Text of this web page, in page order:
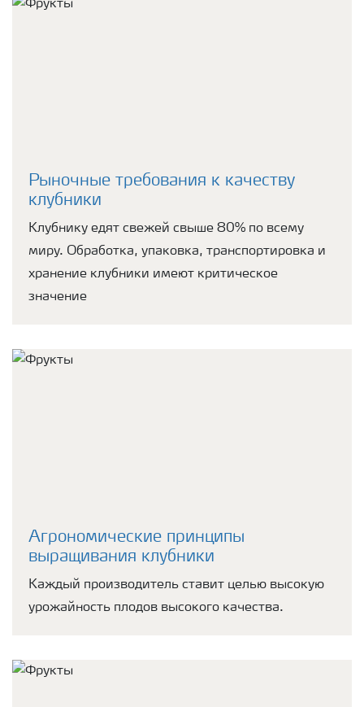
Рыночные требования к качеству
клубники
Клубнику едят свежей свыше 80% по всему
миру. Обработка, упаковка, транспортировка и
хранение клубники имеют критическое
значение
Агрономические принципы
выращивания клубники
Каждый производитель ставит целью высокую
урожайность плодов высокого качества.